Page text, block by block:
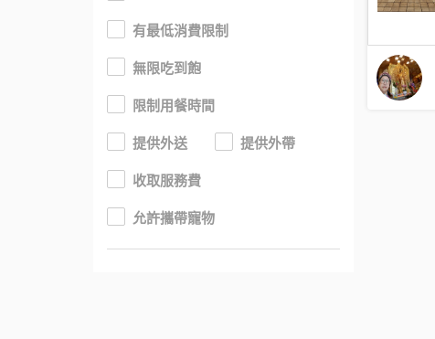
有最低消費限制
無限吃到飽
限制用餐時間
提供外送 提供外帶
收取服務費
允許攜帶寵物